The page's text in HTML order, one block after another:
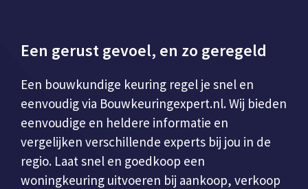
Een gerust gevoel, en zo geregeld
Een bouwkundige keuring regel je snel en
eenvoudig via Bouwkeuringexpert.nl. Wij bieden
eenvoudige en heldere informatie en
vergelijken verschillende experts bij jou in de
regio. Laat snel en goedkoop een
woningkeuring uitvoeren bij aankoop, verkoop